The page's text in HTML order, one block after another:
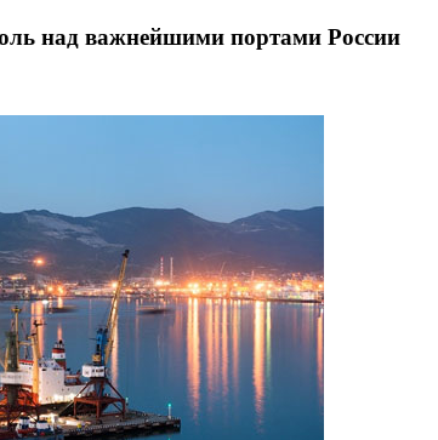
над важнейшими портами России